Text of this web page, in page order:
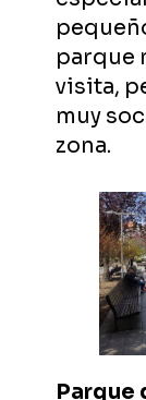
parque
visita,
muy
zona.
Parque